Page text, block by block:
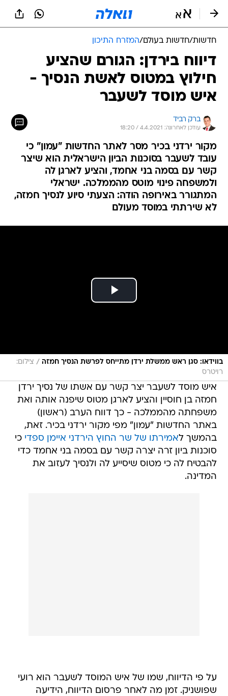
חדשות/חדשות בעולם/המזרח התיכון
דיווח בירדן: הגורם שהציע
חילוץ במטוס לאשת הנסיך -
איש מוסד לשעבר
ברק רביד
עודכן לאחרונה: 4.4.2021 / 18:20
מקור ירדני בכיר מסר לאתר החדשות "עמון" כי
עובד לשעבר בסוכנות הביון הישראלית הוא שיצר
קשר עם בסמה בני אחמד, והציע לארגן לה
ולמשפחה פינוי מוטס מהממלכה. ישראלי
המתגורר באירופה הודה: הצעתי סיוע לנסיך חמזה,
לא שירתתי במוסד מעולם
בווידאו: סגן ראש ממשלת ירדן מתייחס לפרשת הנסיך חמזה / צילום:
רויטרס
איש מוסד לשעבר יצר קשר עם אשתו של נסיך ירדן
חמזה בן חוסיין והציע לארגן מטוס שיפנה אותה ואת
משפחתה מהממלכה - כך דווח הערב (ראשון)
באתר החדשות "עמון" מפי מקור ירדני בכיר. זאת,
בהמשך לאמירתו של שר החוץ הירדני איימן ספדי כי
סוכנות ביון זרה יצרה קשר עם בסמה בני אחמד כדי
להבטיח לה כי מטוס שיסייע לה ולנסיך לעזוב את
המדינה.
על פי הדיווח, שמו של איש המוסד לשעבר הוא רועי
שפושניק. זמן מה לאחר פרסום הדיווח, הידיעה